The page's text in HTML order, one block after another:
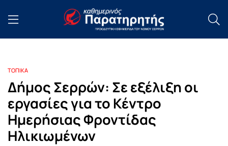
ΤΟΠΙΚΑ
Δήμος Σερρών: Σε εξέλιξη οι
εργασίες για το Κέντρο
Ημερήσιας Φροντίδας
Ηλικιωμένων